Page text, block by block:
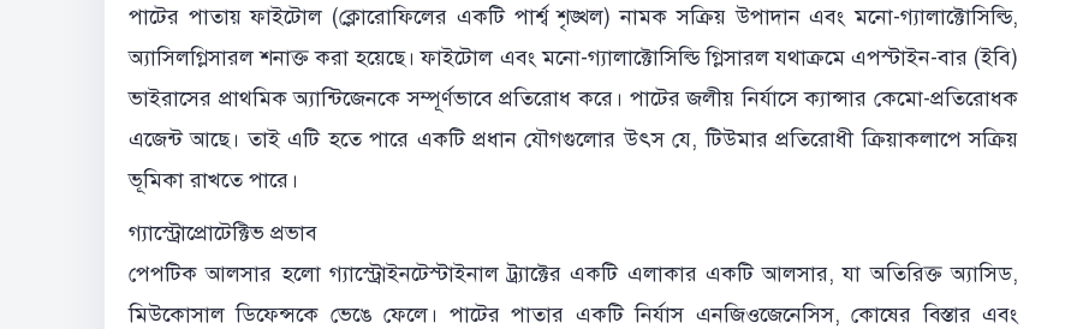
পাটের পাতায় ফাইটোল (ক্লোরোফিলের একটি পার্শ্ব শৃঙ্খল) নামক সক্রিয় উপাদান এবং মনো-গ্যালাক্টোসিল্ডি,
অ্যাসিলগ্লিসারল শনাক্ত করা হয়েছে। ফাইটোল এবং মনো-গ্যালাক্টোসিল্ডি গ্লিসারল যথাক্রমে এপস্টাইন-বার (ইবি)
ভাইরাসের প্রাথমিক অ্যান্টিজেনকে সম্পূর্ণভাবে প্রতিরোধ করে। পাটের জলীয় নির্যাসে ক্যান্সার কেমো-প্রতিরোধক
এজেন্ট আছে। তাই এটি হতে পারে একটি প্রধান যৌগগুলোর উৎস যে, টিউমার প্রতিরোধী ক্রিয়াকলাপে সক্রিয়
ভূমিকা রাখতে পারে।
গ্যাস্ট্রোপ্রোটেক্টিভ প্রভাব
পেপটিক আলসার হলো গ্যাস্ট্রোইনটেস্টাইনাল ট্র্যাক্টের একটি এলাকার একটি আলসার, যা অতিরিক্ত অ্যাসিড,
মিউকোসাল ডিফেন্সকে ভেঙে ফেলে। পাটের পাতার একটি নির্যাস এনজিওজেনেসিস, কোষের বিস্তার এবং